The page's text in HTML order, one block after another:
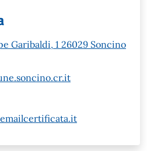
Garibaldi, 1 26029 Soncino